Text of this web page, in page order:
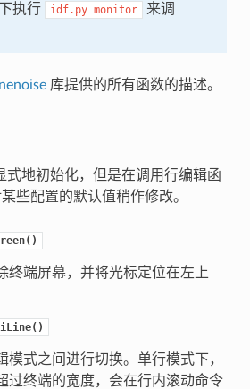
执行
idf.py monitor
来调
库提供的所有函数的描述。
式地初始化，但是在调用行编辑函
些配置的默认值稍作修改。
终端屏幕，并将光标定位在左上
模式之间进行切换。单行模式下，
过终端的宽度，会在行内滚动命令